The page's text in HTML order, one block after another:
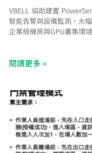
VBELL 協助建置
智能告警與設備監測，大
企業級機房與GPU叢集環境
閱讀更多 »